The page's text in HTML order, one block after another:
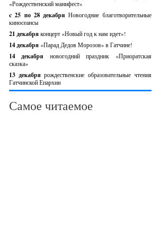
«Рождественский манифест»
c 25 по 28 декабряНовогодние благотворительные
киносеансы
21 декабря концерт «Новый год к нам идет»!
14 декабря «Парад Дедов Морозов» в Гатчине!
14 декабря новогодний праздник «Приоратская
сказка»
13 декабрярождественские образовательные чтения
Гатчинской Епархии
Самое читаемое